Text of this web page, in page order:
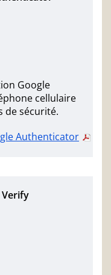
Google
cellulaire
de sécurité.
Authenticator